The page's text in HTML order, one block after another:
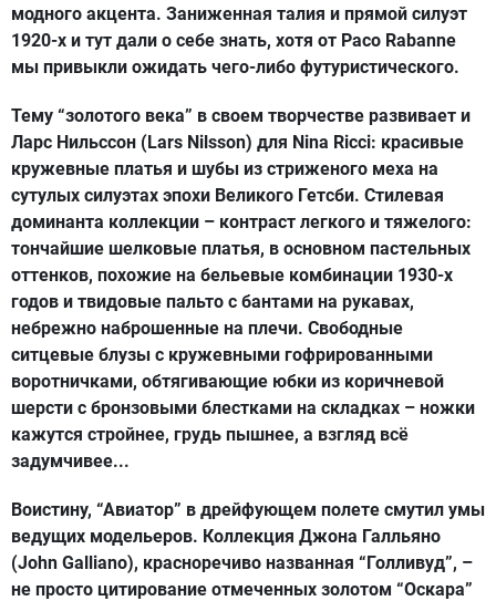
модного акцента. Заниженная талия и прямой силуэт
1920-х и тут дали о себе знать, хотя от Paco Rabanne
мы привыкли ожидать чего-либо футуристического.
Тему “золотого века” в своем творчестве развивает и
Ларс Нильссон (Lars Nilsson) для Nina Ricci: красивые
кружевные платья и шубы из стриженого меха на
сутулых силуэтах эпохи Великого Гетсби. Стилевая
доминанта коллекции – контраст легкого и тяжелого:
тончайшие шелковые платья, в основном пастельных
оттенков, похожие на бельевые комбинации 1930-х
годов и твидовые пальто с бантами на рукавах,
небрежно наброшенные на плечи. Свободные
ситцевые блузы с кружевными гофрированными
воротничками, обтягивающие юбки из коричневой
шерсти с бронзовыми блестками на складках – ножки
кажутся стройнее, грудь пышнее, а взгляд всё
задумчивее...
Воистину, “Авиатор” в дрейфующем полете смутил умы
ведущих модельеров. Коллекция Джона Галльяно
(John Galliano), красноречиво названная “Голливуд”, –
не просто цитирование отмеченных золотом “Оскара”